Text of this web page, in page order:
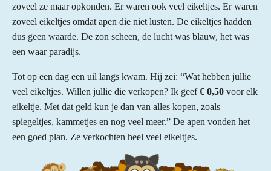
zoveel ze maar opkonden. Er waren ook veel eikeltjes. Er waren
zoveel eikeltjes omdat apen die niet lusten. De eikeltjes hadden
dus geen waarde. De zon scheen, de lucht was blauw, het was
een waar paradijs.
Tot op een dag een uil langs kwam. Hij zei: “Wat hebben jullie
veel eikeltjes. Willen jullie die verkopen? Ik geef€ 0,50 voor elk
eikeltje. Met dat geld kun je dan van alles kopen, zoals
spiegeltjes, kammetjes en nog veel meer.” De apen vonden het
een goed plan. Ze verkochten heel veel eikeltjes.